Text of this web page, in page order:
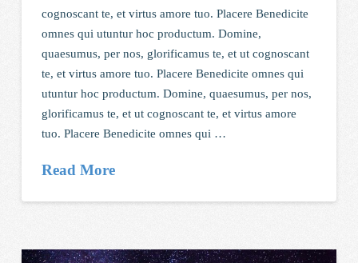
cognoscant te, et virtus amore tuo. Placere Benedicite
omnes qui utuntur hoc productum. Domine,
quaesumus, per nos, glorificamus te, et ut cognoscant
te, et virtus amore tuo. Placere Benedicite omnes qui
utuntur hoc productum. Domine, quaesumus, per nos,
glorificamus te, et ut cognoscant te, et virtus amore
tuo. Placere Benedicite omnes qui …
Read More